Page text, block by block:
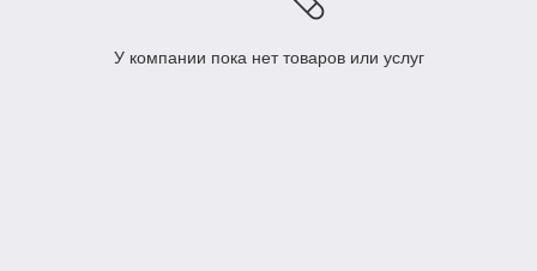
У компании пока нет товаров или услуг